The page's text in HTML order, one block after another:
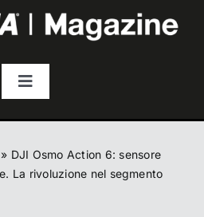
Toggle
» DJI Osmo Action 6: sensore
La rivoluzione nel segmento